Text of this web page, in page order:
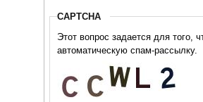
• для анализа покупательских
• для информирования об
Отписка от рассылок возможна в любой момент
отключения переключателя
Продавец обязуется не
CAPTCHA
Этот вопрос задается для того,
автоматическую спам-рассылку.